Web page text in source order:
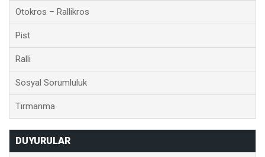
Otokros – Rallikros
Pist
Ralli
Sosyal Sorumluluk
Tırmanma
DUYURULAR